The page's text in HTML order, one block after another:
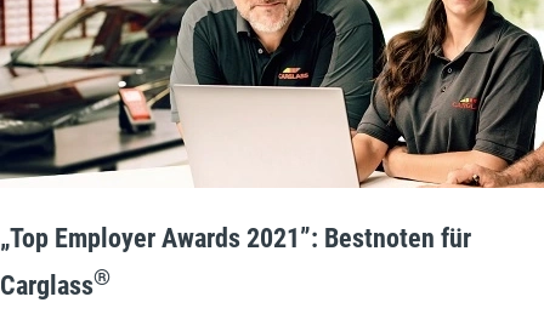
„Top Employer Awards 2021”: Bestnoten für
Carglass®